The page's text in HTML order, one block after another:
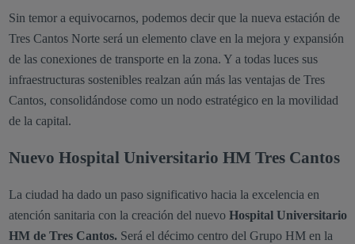
Sin temor a equivocarnos, podemos decir que la nueva estación de
Tres Cantos Norte será un elemento clave en la mejora y expansión
de las conexiones de transporte en la zona. Y a todas luces sus
infraestructuras sostenibles realzan aún más las ventajas de Tres
Cantos, consolidándose como un nodo estratégico en la movilidad
de la capital.
Nuevo Hospital Universitario HM Tres Cantos
La ciudad ha dado un paso significativo hacia la excelencia en
atención sanitaria con la creación del nuevoHospital Universitario
HM de Tres Cantos. Será el décimo centro del Grupo HM en la